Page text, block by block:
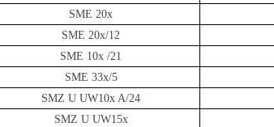
SME 20x
SME 20x/12
SME 10x /21
SME 33x/5
SMZ U UW10x A/24
SMZ U UW15x